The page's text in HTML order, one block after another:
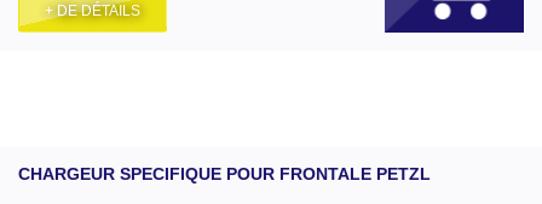
+ DE DÉTAILS
CHARGEUR SPECIFIQUE POUR FRONTALE PETZL